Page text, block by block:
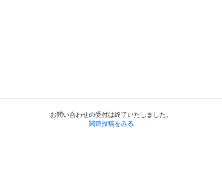
お問い合わせの受付は終了いたしました。
関連投稿をみる